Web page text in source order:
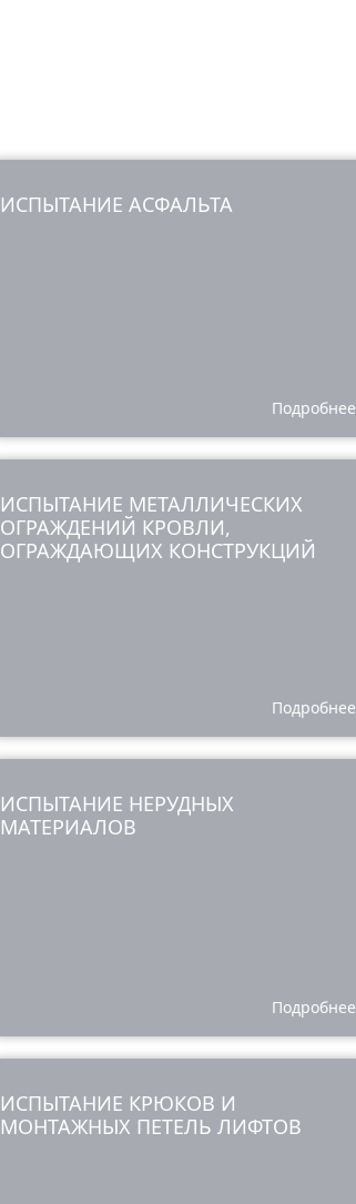
ИСПЫТАНИЕ АСФАЛЬТА
Подробнее
ИСПЫТАНИЕ МЕТАЛЛИЧЕСКИХ
ОГРАЖДЕНИЙ КРОВЛИ,
ОГРАЖДАЮЩИХ КОНСТРУКЦИЙ
Подробнее
ИСПЫТАНИЕ НЕРУДНЫХ
МАТЕРИАЛОВ
Подробнее
ИСПЫТАНИЕ КРЮКОВ И
МОНТАЖНЫХ ПЕТЕЛЬ ЛИФТОВ